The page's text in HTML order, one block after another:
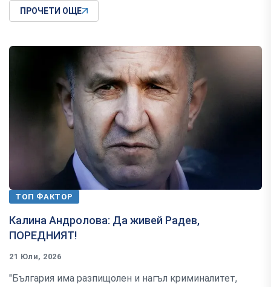
ПРОЧЕТИ ОЩЕ
ТОП ФАКТОР
Калина Андролова: Да живей Радев,
ПОРЕДНИЯТ!
21 Юли, 2026
"България има разпищолен и нагъл криминалитет,